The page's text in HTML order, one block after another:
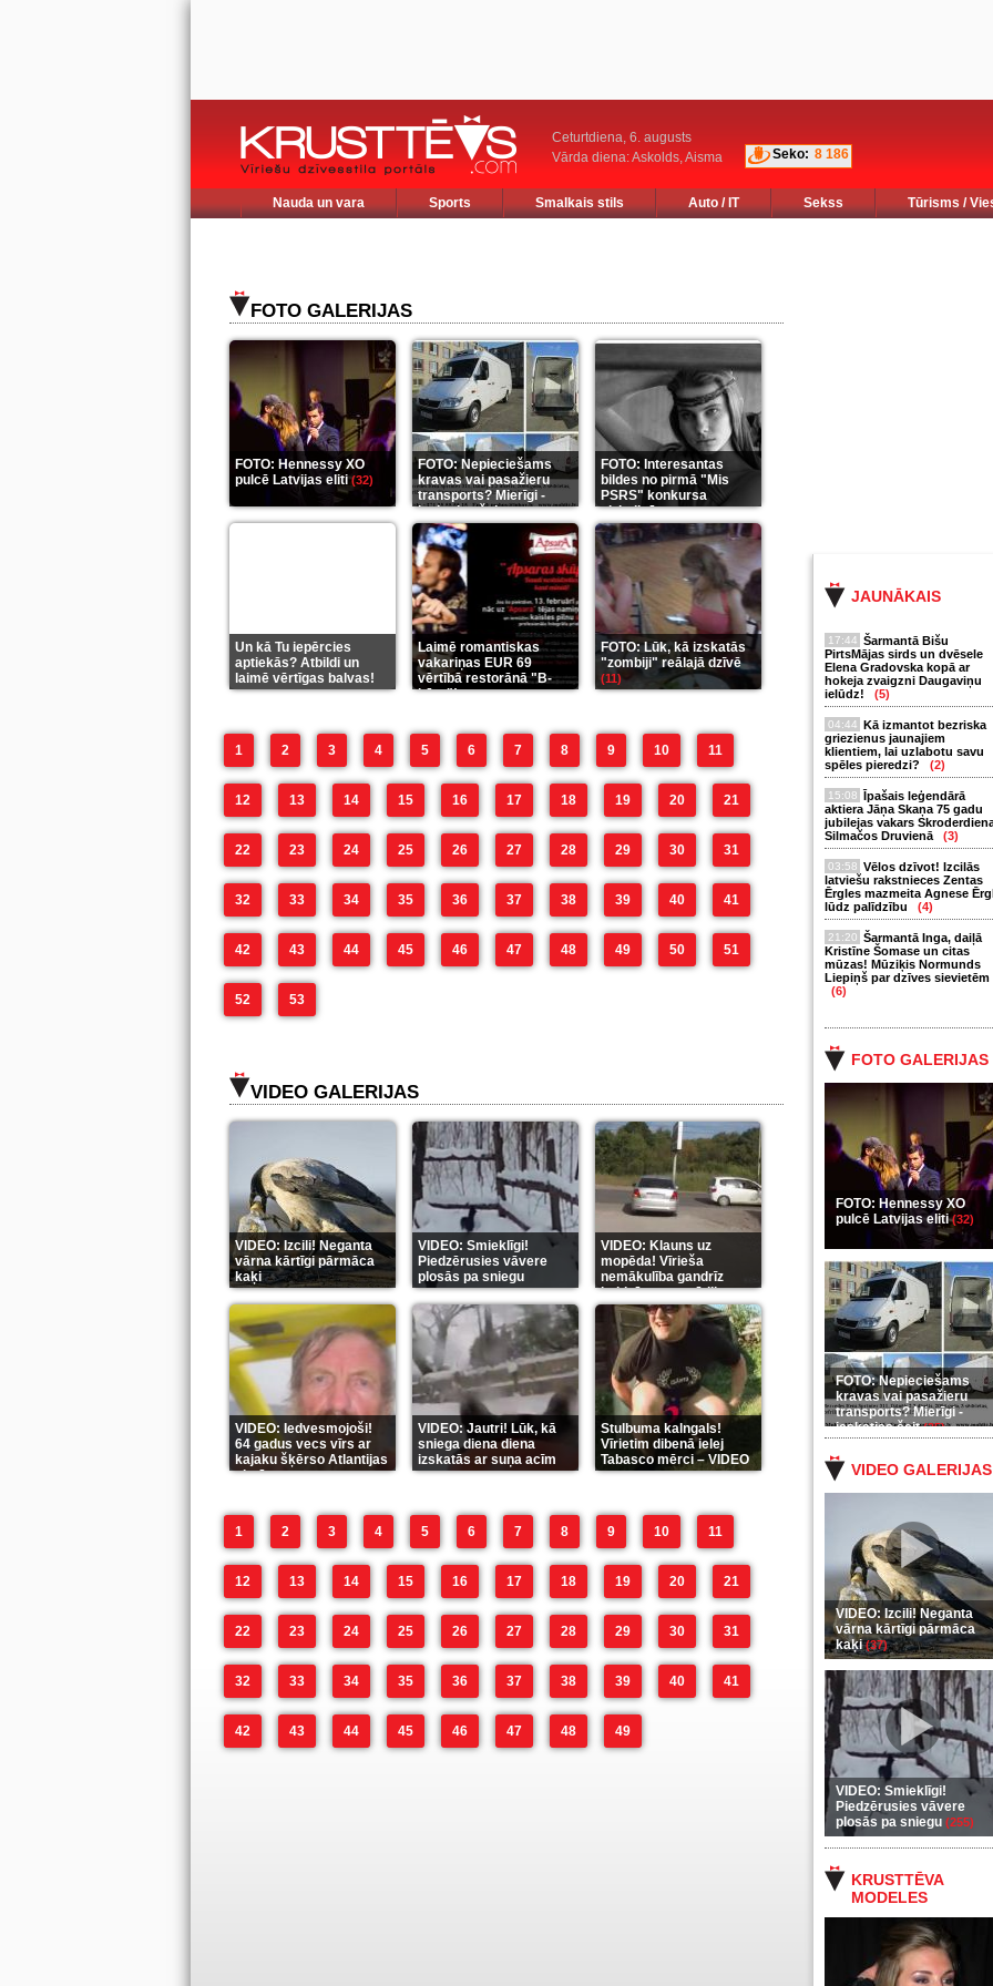
Ceturtdiena, 6. augusts
Vārda diena: Askolds, Aisma
Seko: 8 186
Nauda un vara Sports Smalkais stils Auto / IT Sekss Tūrisms /
JAUNĀKAIS
17:44 Šarmantā Bišu
PirtsMājas sirds un dvēsele
Elena Gradovska kopā ar
hokeja zvaigzni Daugaviņu
ielūdz!
(5)
04:44 Kā izmantot bezriska
griezienus jaunajiem
klientiem, lai uzlabotu savu
spēles pieredzi?
(2)
15:08 Īpašais leģendārā
aktiera Jāņa Skaņa 75 gadu
jubilejas vakars
Silmačos Druvienā
(3)
03:58 Vēlos dzīvot! Izcilās
latviešu rakstnieces Zentas
Ērgles mazmeita Agnese
lūdz palīdzību
(4)
21:20 Šarmantā Inga, daiļā
Kristīne Šomase un citas
mūzas! Mūziķis Normunds
Liepiņš par dzīves sievietēm
(6)
FOTO GALERIJAS
FOTO: Hennessy XO
pulcē Latvijas eliti(32)
FOTO: Nepieciešams
kravas vai pasažieru
transports? Mierīgi -
ieskaties šeit(35)
VIDEO GALERIJAS
VIDEO: Izcili! Neganta
vārna kārtīgi pārmāca
kaķi(37)
VIDEO: Smieklīgi!
Piedzērusies vāvere
plosās pa sniegu (255)
KRUSTTĒVA
MODELES
FOTO GALERIJAS
FOTO: Hennessy XO
pulcē Latvijas eliti(32)
FOTO: Nepieciešams
kravas vai pasažieru
transports? Mierīgi -
ieskaties šeit(35)
FOTO: Interesantas
bildes no pirmā "Mis
PSRS" konkursa
aizkulisēm(12)
Un kā Tu iepērcies
aptiekās? Atbildi un
laimē vērtīgas balvas!
(2)
Laimē romantiskas
vakariņas EUR 69
vērtībā restorānā "B-
bārs"!
FOTO: Lūk, kā izskatās
"zombiji" reālajā dzīvē
(11)
1 2 3 4 5 6 7 8 9 10 11
12 13 14 15 16 17 18 19 20 21
22 23 24 25 26 27 28 29 30 31
32 33 34 35 36 37 38 39 40 41
42 43 44 45 46 47 48 49 50 51
52 53
VIDEO GALERIJAS
VIDEO: Izcili! Neganta
vārna kārtīgi pārmāca
kaķi
VIDEO: Smieklīgi!
Piedzērusies vāvere
plosās pa sniegu
VIDEO: Klauns uz
mopēda! Vīrieša
nemākulība gandrīz
beidzās ar tragēdiju
VIDEO: Iedvesmojoši!
64 gadus vecs vīrs ar
kajaku šķērso Atlantijas
okeānu
VIDEO: Jautri! Lūk, kā
sniega diena diena
izskatās ar suņa acīm
Stulbuma kalngals!
Vīrietim dibenā ielej
Tabasco mērci – VIDEO
1 2 3 4 5 6 7 8 9 10 11
12 13 14 15 16 17 18 19 20 21
22 23 24 25 26 27 28 29 30 31
32 33 34 35 36 37 38 39 40 41
42 43 44 45 46 47 48 49